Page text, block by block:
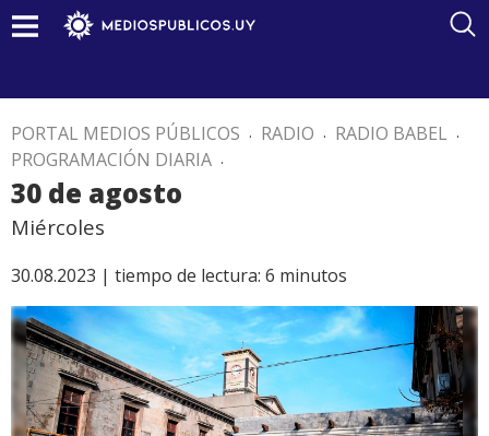
PORTAL MEDIOS PÚBLICOS . RADIO . RADIO BABEL .
PROGRAMACIÓN DIARIA .
30 de agosto
Miércoles
30.08.2023 | tiempo de lectura: 6 minutos